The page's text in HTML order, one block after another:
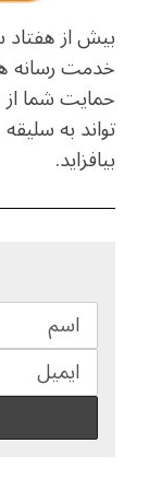
بیش از هفتاد
خدمت رسانه
حمایت شما از
تواند به
بیافزاید.